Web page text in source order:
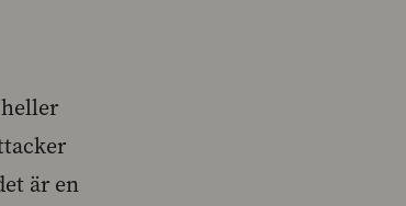
är en